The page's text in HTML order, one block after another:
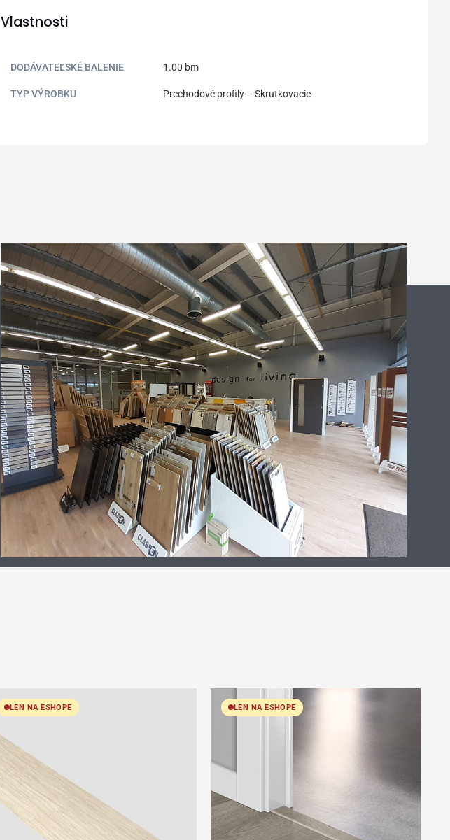
Vlastnosti
DODÁVATEĽSKÉ BALENIE 1.00 bm
TYP VÝROBKU Prechodové profily – Skrutkovacie
LEN NA ESHOPE LEN NA ESHOPE